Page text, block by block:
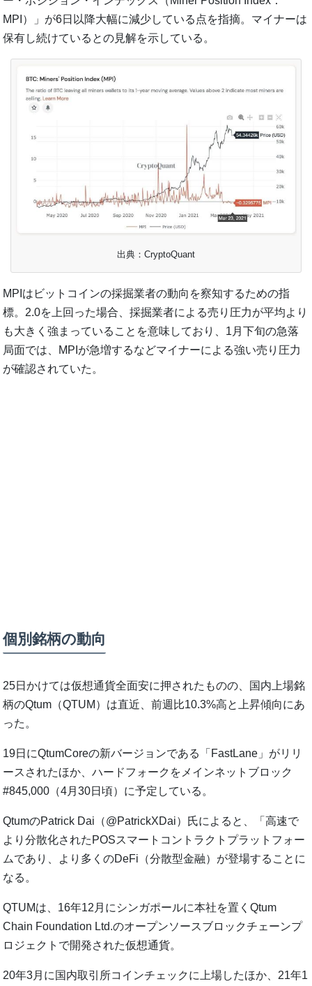
MPI）」が6日以降大幅に減少している点を指摘。マイナーは
保有し続けているとの見解を示している。
出典：CryptoQuant
MPIはビットコインの採掘業者の動向を察知するための指
標。2.0を上回った場合、採掘業者による売り圧力が平均より
も大きく強まっていることを意味しており、1月下旬の急落
局面では、MPIが急増するなどマイナーによる強い売り圧力
が確認されていた。
個別銘柄の動向
25日かけては仮想通貨全面安に押されたものの、国内上場銘
柄のQtum（QTUM）は直近、前週比10.3%高と上昇傾向にあ
った。
19日にQtumCoreの新バージョンである「FastLane」がリリ
ースされたほか、ハードフォークをメインネットブロック
#845,000（4月30日頃）に予定している。
QtumのPatrick Dai（@PatrickXDai）氏によると、「高速で
より分散化されたPOSスマートコントラクトプラットフォー
ムであり、より多くのDeFi（分散型金融）が登場することに
なる。
QTUMは、16年12月にシンガポールに本社を置くQtum
Chain Foundation Ltd.のオープンソースブロックチェーンプ
ロジェクトで開発された仮想通貨。
20年3月に国内取引所コインチェックに上場したほか、21年1